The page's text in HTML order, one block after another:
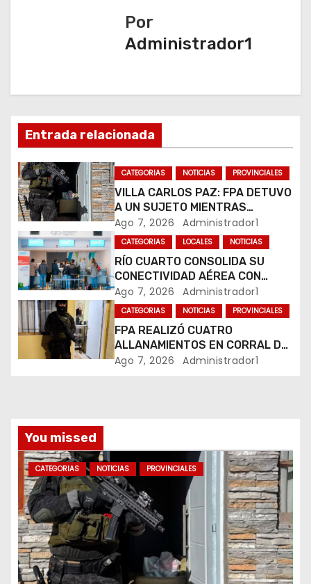
ó
n
d
e
e
n
t
a
s
Por
Administrador1
Entrada relacionada
CATEGORIAS NOTICIAS PROVINCIALES
VILLA CARLOS PAZ: FPA DETUVO
A UN SUJETO MIENTRAS
COMERCIALIZABA COCAÍNA Y
MARIHUANA EN UNA PLAZA
Ago 7, 2026 Administrador1
CATEGORIAS LOCALES NOTICIAS
RÍO CUARTO CONSOLIDA SU
CONECTIVIDAD AÉREA CON
CUATRO VUELOS SEMANALES A
BUENOS AIRES
Ago 7, 2026 Administrador1
CATEGORIAS NOTICIAS PROVINCIALES
FPA REALIZÓ CUATRO
ALLANAMIENTOS EN CORRAL DE
BUSTOS-IFFLINGER
Ago 7, 2026 Administrador1
You missed
CATEGORIAS NOTICIAS PROVINCIALES